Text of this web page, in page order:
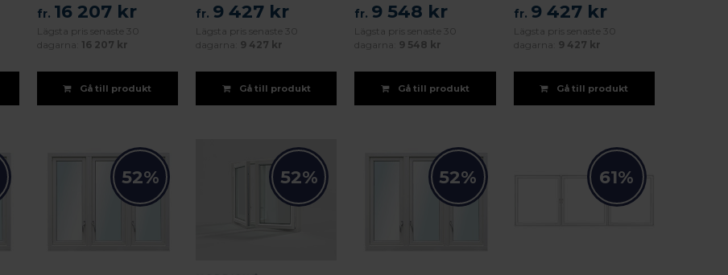
fr. 16 207 kr
Lägsta pris senaste 30
dagarna: 16 207 kr
Gå till produkt
fr. 9 427 kr
Lägsta pris senaste 30
dagarna: 9 427 kr
Gå till produkt
fr. 9 548 kr
Lägsta pris senaste 30
dagarna: 9 548 kr
Gå till produkt
fr. 9 427 kr
Lägsta pris senaste 30
dagarna: 9 427 kr
Gå till produkt
52% 52% 52% 61%